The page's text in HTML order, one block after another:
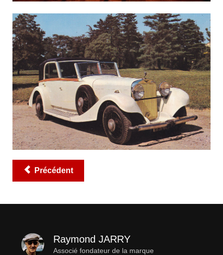
Précédent
Raymond JARRY
Associé fondateur de la marque